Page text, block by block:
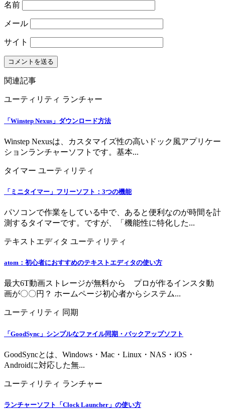
名前
メール
サイト
関連記事
ユーティリティ ランチャー
「Winstep Nexus」ダウンロード方法
Winstep Nexusは、カスタマイズ性の高いドック風アプリケー
ションランチャーソフトです。基本...
タイマー ユーティリティ
「ミニタイマー」フリーソフト：3つの機能
パソコンで作業をしている中で、あると便利なのが時間を計
測するタイマーです。ですが、「機能性に特化した...
テキストエディタ ユーティリティ
atom：初心者におすすめのテキストエディタの使い方
最大6T動画ストレージが無料から プロが作るインスタ動
画が〇〇円？ ホームページ初心者からシステム...
ユーティリティ 同期
「GoodSync」シンプルなファイル同期・バックアップソフト
GoodSyncとは、Windows・Mac・Linux・NAS・iOS・
Androidに対応した無...
ユーティリティ ランチャー
ランチャーソフト「Clock Launcher」の使い方